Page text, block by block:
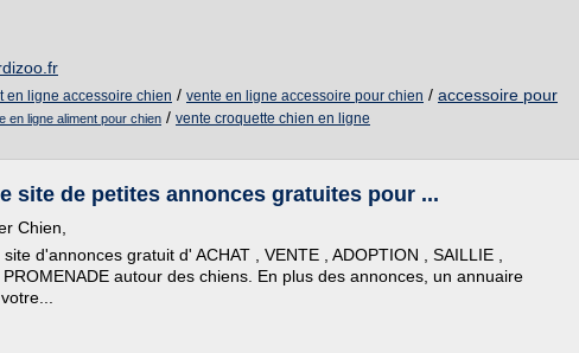
en ligne accessoire chien / vente en ligne accessoire pour chien / accessoire pour
en ligne aliment pour chien / vente croquette chien en ligne
site de petites annonces gratuites pour ...
Chien,
d'annonces gratuit d' ACHAT , VENTE , ADOPTION , SAILLIE ,
autour des chiens. En plus des annonces, un annuaire